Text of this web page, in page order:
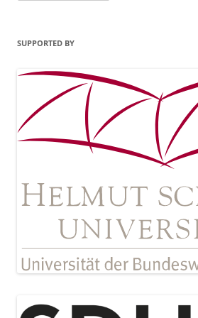
SUPPORTED BY